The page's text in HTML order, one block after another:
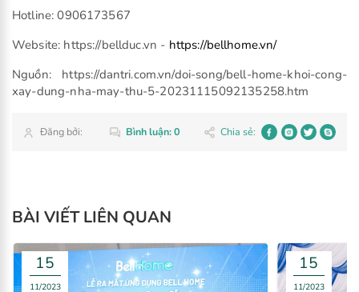
Hotline: 0906173567
Website: https://bellduc.vn - https://bellhome.vn/
Nguồn: https://dantri.com.vn/doi-song/bell-home-khoi-cong-
xay-dung-nha-may-thu-5-20231115092135258.htm
BÀI VIẾT LIÊN QUAN